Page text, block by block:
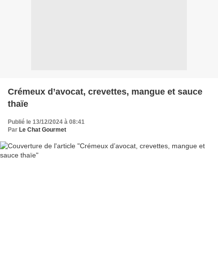
Crémeux d’avocat, crevettes, mangue et sauce
thaïe
Publié le 13/12/2024 à 08:41
Par Le Chat Gourmet